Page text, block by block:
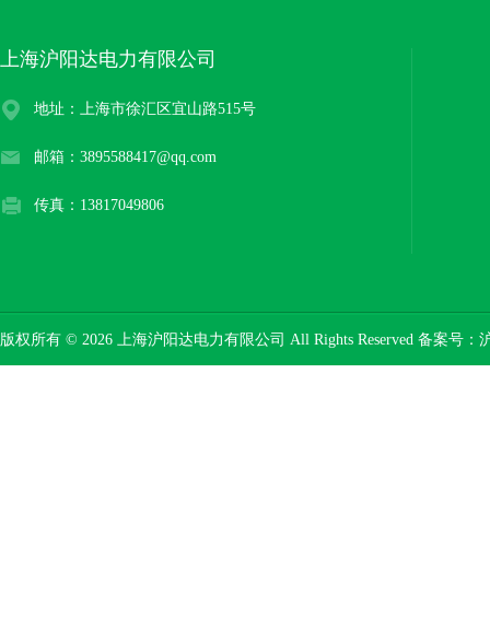
上海沪阳达电力有限公司
地址：上海市徐汇区宜山路515号
邮箱：3895588417@qq.com
传真：13817049806
版权所有 © 2026 上海沪阳达电力有限公司 All Rights Reserved 备案号：